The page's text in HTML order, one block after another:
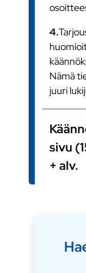
4.
Nämä
juuri
sivu
+ alv.